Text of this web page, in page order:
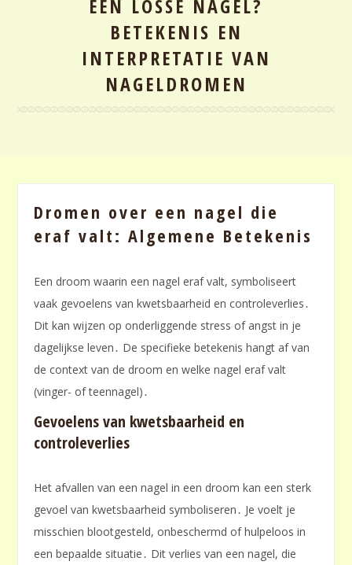
EEN LOSSE NAGEL?
BETEKENIS EN
INTERPRETATIE VAN
NAGELDROMEN
Dromen over een nagel die
eraf valt: Algemene Betekenis
Een droom waarin een nagel eraf valt, symboliseert
vaak gevoelens van kwetsbaarheid en controleverlies․
Dit kan wijzen op onderliggende stress of angst in je
dagelijkse leven․ De specifieke betekenis hangt af van
de context van de droom en welke nagel eraf valt
(vinger- of teennagel)․
Gevoelens van kwetsbaarheid en
controleverlies
Het afvallen van een nagel in een droom kan een sterk
gevoel van kwetsbaarheid symboliseren․ Je voelt je
misschien blootgesteld, onbeschermd of hulpeloos in
een bepaalde situatie․ Dit verlies van een nagel, die